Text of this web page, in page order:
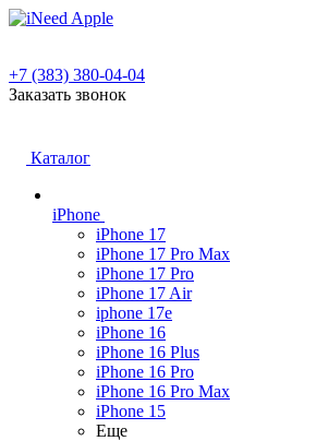
+7 (383) 380-04-04
Заказать звонок
Каталог
iPhone
iPhone 17
iPhone 17 Pro Max
iPhone 17 Pro
iPhone 17 Air
iphone 17e
iPhone 16
iPhone 16 Plus
iPhone 16 Pro
iPhone 16 Pro Max
iPhone 15
Еще